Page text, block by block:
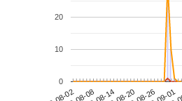
0
10
20